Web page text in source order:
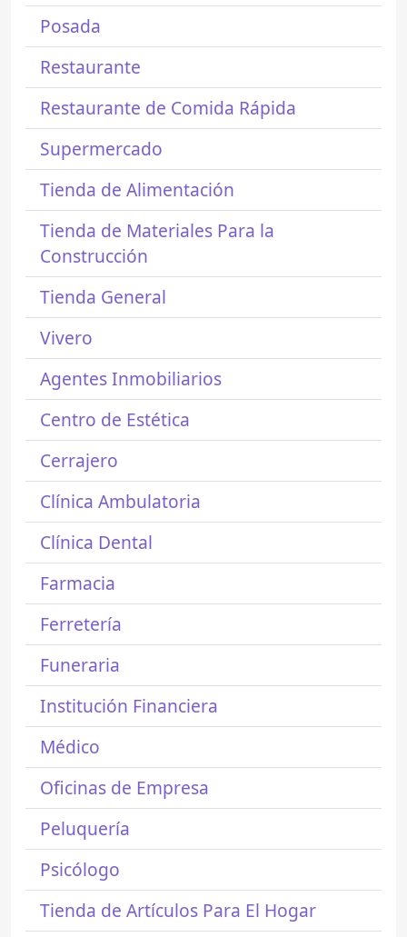
Posada
Restaurante
Restaurante de Comida Rápida
Supermercado
Tienda de Alimentación
Tienda de Materiales Para la
Construcción
Tienda General
Vivero
Agentes Inmobiliarios
Centro de Estética
Cerrajero
Clínica Ambulatoria
Clínica Dental
Farmacia
Ferretería
Funeraria
Institución Financiera
Médico
Oficinas de Empresa
Peluquería
Psicólogo
Tienda de Artículos Para El Hogar